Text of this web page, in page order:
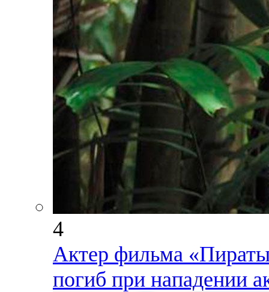
4
Актер фильма
погиб при нападении